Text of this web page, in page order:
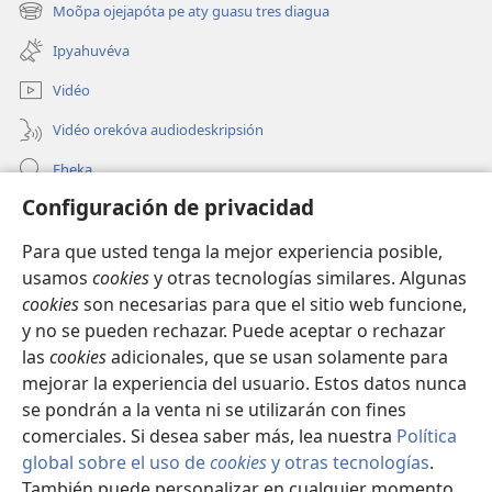
Configuración de privacidad
Para que usted tenga la mejor experiencia posible,
usamos cookiesy otras tecnologías similares. Algunas
cookiesson necesarias para que el sitio web funcione,
y no se pueden rechazar. Puede aceptar o rechazar
las cookiesadicionales, que se usan solamente para
mejorar la experiencia del usuario. Estos datos nunca
se pondrán a la venta ni se utilizarán con fines
comerciales. Si desea saber más, lea nuestra Política
global sobre el uso decookiesy otras tecnologías.
nueva
ventana)
Moõpa ojejapóta pe aty guasu tres diagua
(abre
una
nueva
ventana)
Ipyahuvéva
Vidéo
Vidéo orekóva audiodeskripsión
Eheka
Ayuda
Edona hag̃ua
(abre
nueva
ventana)
Vivliotéka oĩva Internétpe Watchtower
(abre
una
nueva
ventana)
JW Hub ®
(abre
una
nueva
ventana)
Copyright© 2026 Watch Tower Bible and Tract Society of Pennsylvania.